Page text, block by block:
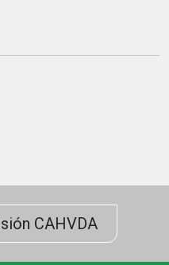
CAHVDA